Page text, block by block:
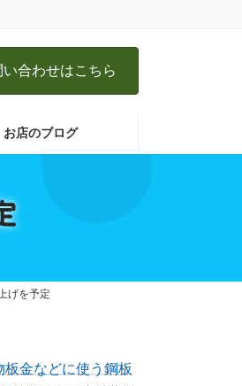
い合わせはこちら
お店のブログ
げを予定
板金などに使う鋼板